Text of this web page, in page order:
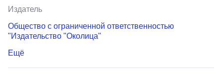
Издатель
Общество с ограниченной ответственностью
"Издательство "Околица"
Ещё